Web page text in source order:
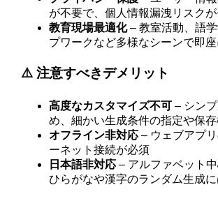
が不要で、個人情報漏洩リスクが
教育現場最適化– 教室活動、語
プワークなど多様なシーンで即
⚠️ 注意すべきデメリット
高度なカスタマイズ不可 – シン
め、細かい生成条件の指定や保
オフライン非対応 – ウェブアプ
ーネット接続が必須
日本語非対応 – アルファベット中
ひらがなや漢字のランダム生成